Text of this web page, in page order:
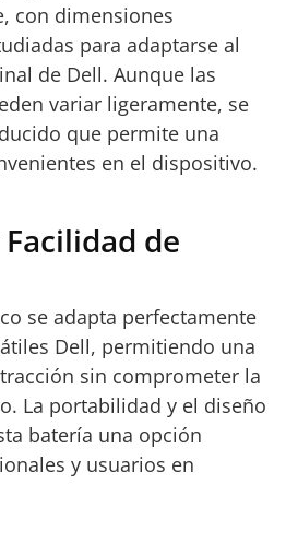
con dimensiones
para adaptarse al
de Dell. Aunque las
variar ligeramente, se
que permite una
en el dispositivo.
de
se adapta perfectamente
Dell, permitiendo una
sin comprometer la
La portabilidad y el diseño
batería una opción
y usuarios en